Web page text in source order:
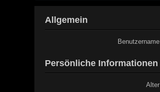
Allgemein
Benutzername
Persönliche Informationen
Alter